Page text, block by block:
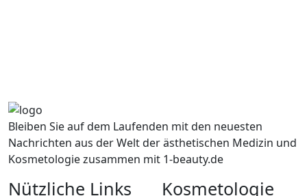
Bleiben Sie auf dem Laufenden mit den neuesten
Nachrichten aus der Welt der ästhetischen Medizin und
Kosmetologie zusammen mit 1-beauty.de
Nützliche Links Kosmetologie